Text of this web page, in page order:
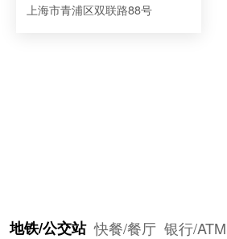
地铁/公交站 快餐/餐厅 银行/ATM
上海市青浦区双联路88号